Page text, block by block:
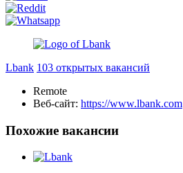
Lbank 103 открытых вакансий
Remote
Веб-сайт: https://www.lbank.com
Похожие вакансии